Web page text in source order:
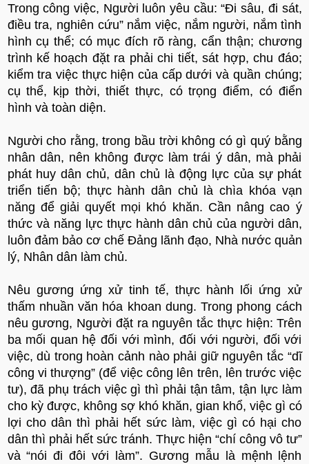
Trong công việc, Người luôn yêu cầu: “Đi sâu, đi sát,
điều tra, nghiên cứu” nắm việc, nắm người, nắm tình
hình cụ thể; có mục đích rõ ràng, cẩn thận; chương
trình kế hoạch đặt ra phải chi tiết, sát hợp, chu đáo;
kiểm tra việc thực hiện của cấp dưới và quần chúng;
cụ thể, kịp thời, thiết thực, có trọng điểm, có điển
hình và toàn diện.
Người cho rằng, trong bầu trời không có gì quý bằng
nhân dân, nên không được làm trái ý dân, mà phải
phát huy dân chủ, dân chủ là động lực của sự phát
triển tiến bộ; thực hành dân chủ là chìa khóa vạn
năng để giải quyết mọi khó khăn. Cần nâng cao ý
thức và năng lực thực hành dân chủ của người dân,
luôn đảm bảo cơ chế Đảng lãnh đạo, Nhà nước quản
lý, Nhân dân làm chủ.
Nêu gương ứng xử tinh tế, thực hành lối ứng xử
thấm nhuần văn hóa khoan dung. Trong phong cách
nêu gương, Người đặt ra nguyên tắc thực hiện: Trên
ba mối quan hệ đối với mình, đối với người, đối với
việc, dù trong hoàn cảnh nào phải giữ nguyên tắc “dĩ
công vi thượng” (để việc công lên trên, lên trước việc
tư), đã phụ trách việc gì thì phải tận tâm, tận lực làm
cho kỳ được, không sợ khó khăn, gian khổ, việc gì có
lợi cho dân thì phải hết sức làm, việc gì có hại cho
dân thì phải hết sức tránh. Thực hiện “chí công vô tư”
và “nói đi đôi với làm”. Gương mẫu là mệnh lệnh